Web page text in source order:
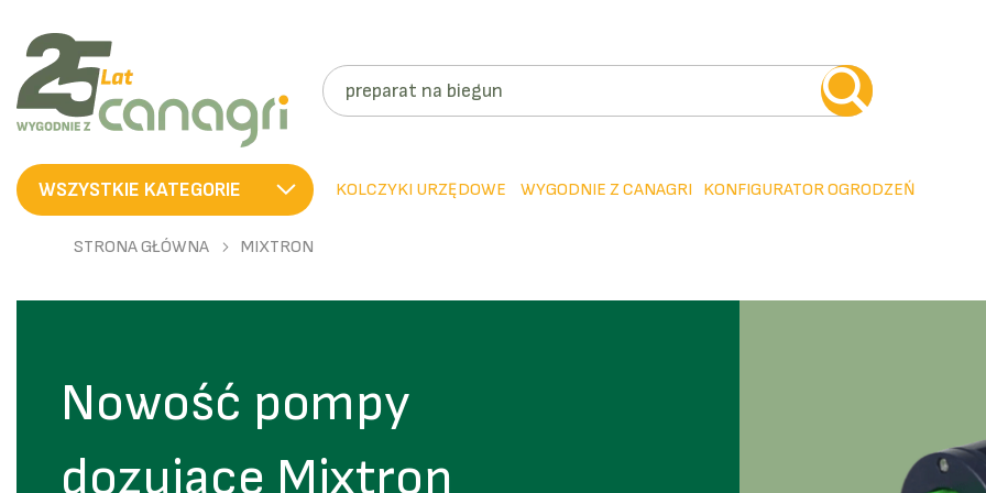
SZUKAJ
WSZYSTKIE KATEGORIE KOLCZYKI URZĘDOWE WYGODNIE Z CANAGRI KONFIGURATOR OGRODZEŃ
STRONA GŁÓWNA MIXTRON
Nowość pompy
dozujące Mixtron